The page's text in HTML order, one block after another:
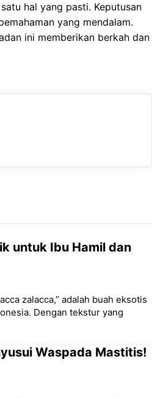
hal yang pasti. Keputusan
yang mendalam.
ini memberikan berkah dan
untuk Ibu Hamil dan
zalacca,” adalah buah eksotis
Dengan tekstur yang
Waspada Mastitis!